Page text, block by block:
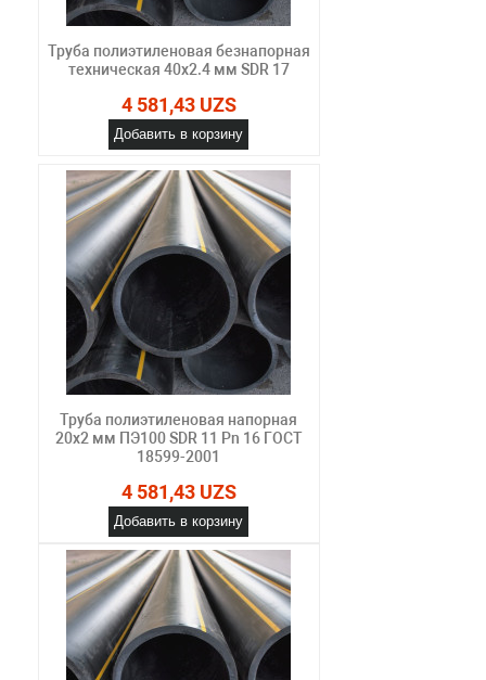
Труба полиэтиленовая безнапорная
техническая 40х2.4 мм SDR 17
4 581,43 UZS
Добавить в корзину
Труба полиэтиленовая напорная
20х2 мм ПЭ100 SDR 11 Pn 16 ГОСТ
18599-2001
4 581,43 UZS
Добавить в корзину